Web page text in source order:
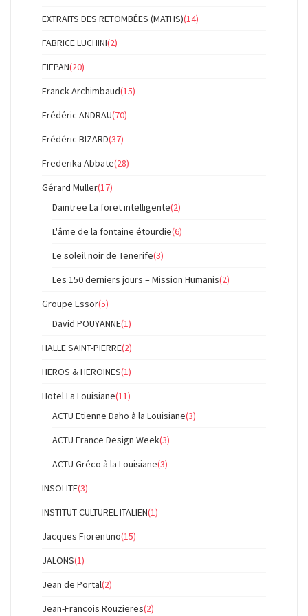
EXTRAITS DES RETOMBÉES (MATHS)(14)
FABRICE LUCHINI(2)
FIFPAN(20)
Franck Archimbaud(15)
Frédéric ANDRAU(70)
Frédéric BIZARD(37)
Frederika Abbate(28)
Gérard Muller(17)
Daintree La foret intelligente(2)
L'âme de la fontaine étourdie(6)
Le soleil noir de Tenerife(3)
Les 150 derniers jours – Mission Humanis(2)
Groupe Essor(5)
David POUYANNE(1)
HALLE SAINT-PIERRE(2)
HEROS & HEROINES(1)
Hotel La Louisiane(11)
ACTU Etienne Daho à la Louisiane(3)
ACTU France Design Week(3)
ACTU Gréco à la Louisiane(3)
INSOLITE(3)
INSTITUT CULTUREL ITALIEN(1)
Jacques Fiorentino(15)
JALONS(1)
Jean de Portal(2)
Jean-Francois Rouzieres(2)